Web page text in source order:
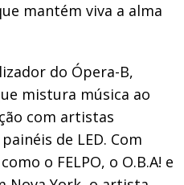
mantém viva a alma
do Ópera-B,
mistura música ao
com artistas
de LED. Com
o FELPO, o O.B.A! e